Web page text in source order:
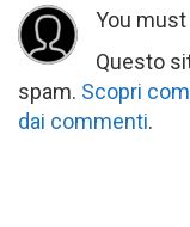
You must
Questo
spam. Scopri
dai commenti.